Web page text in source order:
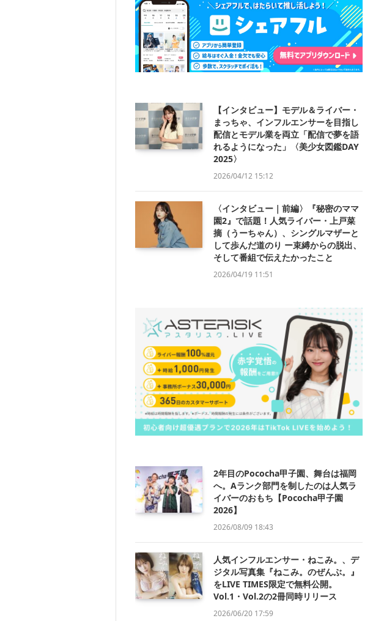
【インタビュー】モデル＆ライバー・
まっちゃ、インフルエンサーを目指し
配信とモデル業を両立「配信で夢を語
れるようになった」〈美少女図鑑DAY
2025〉
2026/04/12 15:12
〈インタビュー｜前編〉『秘密のママ
園2』で話題！人気ライバー・上戸菜
摘（うーちゃん）、シングルマザーと
して歩んだ道のり ー束縛からの脱出、
そして番組で伝えたかったこと
2026/04/19 11:51
2年目のPococha甲子園、舞台は福岡
へ。Aランク部門を制したのは人気ラ
イバーのおもち【Pococha甲子園
2026】
2026/08/09 18:43
人気インフルエンサー・ねこみ。、デ
ジタル写真集『ねこみ。のぜんぶ。』
をLIVE TIMES限定で無料公開。
Vol.1・Vol.2の2冊同時リリース
2026/06/20 17:59